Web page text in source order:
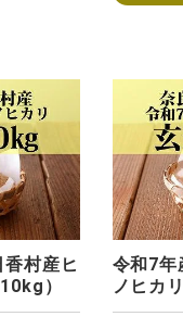
村産ヒ
）
令和7
ノヒカ